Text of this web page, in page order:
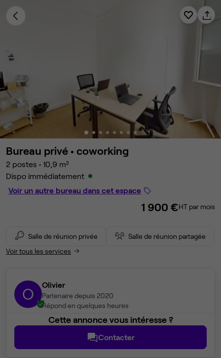
Bureau privé • coworking
2 postes • 10,9 m²
Dispo immédiatement
Voir un autre bureau dans cet espace
1 900 €HT par mois
Salle de réunion privée
Salle de réunion partagée
Voir tous les services
O Olivier
Partenaire depuis 2020
Répond en quelques heures
Cette annonce vous intéresse ?
Contacter